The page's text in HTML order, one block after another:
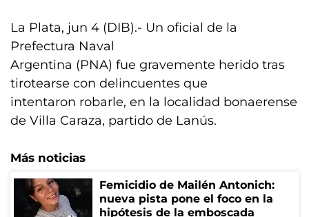
La Plata, jun 4 (DIB).- Un oficial de la
Prefectura Naval
Argentina (PNA) fue gravemente herido tras
tirotearse con delincuentes que
intentaron robarle, en la localidad bonaerense
de Villa Caraza, partido de Lanús.
Más noticias
Femicidio de Mailén Antonich:
nueva pista pone el foco en la
hipótesis de la emboscada